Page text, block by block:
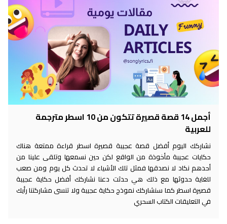
أجمل 14 قصة قصيرة تتكون من 10 اسطر مترجمة
للعربية
نشاركك اليوم أفضل قصة عجيبة قصيرة اسطر قراءة ممتعة هناك
حكايات عجيبة مأخوذة من الواقع لكن حين نسمعها وتلقى علينا من
أحدهم نكاد لا نصدقها فمثل تلك الأشياء لا تحدث كل يوم ومن صعب
للغاية حدوثها مع ذلك هي حدثت دعنا نشاركك أفضل حكاية عجيبة
قصيرة اسطر كما سنشاركك نموذج حكاية عجيبة ولا تنسى مشاركتنا رأيك
في التعليقات الكتاب السحري